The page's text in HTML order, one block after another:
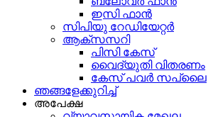
ഇസി ഫാൻ
സിപിയു റേഡിയേറ്റർ
ആക്സസറി
പിസി കേസ്
വൈദ്യുതി വിതരണം
കേസ് പവർ സപ്ലൈ
ഞങ്ങളേക്കുറിച്ച്
അപേക്ഷ